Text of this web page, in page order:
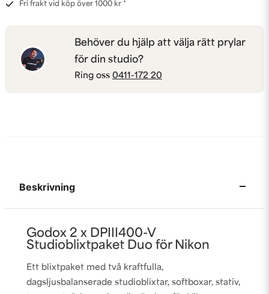
Fri frakt vid köp över 1000 kr *
Behöver du hjälp att välja rätt prylar
för din studio?
Ring oss 0411-172 20
Beskrivning
Godox 2 x DPIII400-V
Studioblixtpaket Duo för Nikon
Ett blixtpaket med två kraftfulla,
dagsljusbalanserade studioblixtar, softboxar, stativ,